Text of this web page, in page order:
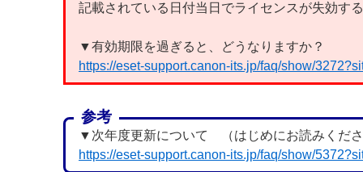
記載されている日付当日でライセンスが失効す
▼有効期限を過ぎると、どうなりますか？
https://eset-support.canon-its.jp/faq/show/
参考
▼次年度更新について （はじめにお読みくだ
https://eset-support.canon-its.jp/faq/show/